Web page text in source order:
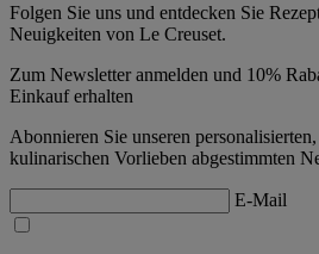
Folgen Sie uns und entdecken Sie
Neuigkeiten von Le Creuset.
Zum Newsletter anmelden und 10%
Einkauf erhalten
Abonnieren Sie unseren
kulinarischen Vorlieben abgestimmten
E-Mail